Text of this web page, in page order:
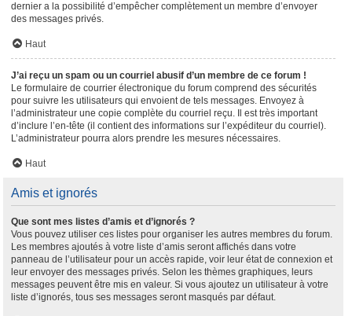
dernier a la possibilité d’empêcher complètement un membre d’envoyer
des messages privés.
Haut
J’ai reçu un spam ou un courriel abusif d’un membre de ce forum !
Le formulaire de courrier électronique du forum comprend des sécurités
pour suivre les utilisateurs qui envoient de tels messages. Envoyez à
l’administrateur une copie complète du courriel reçu. Il est très important
d’inclure l’en-tête (il contient des informations sur l’expéditeur du courriel).
L’administrateur pourra alors prendre les mesures nécessaires.
Haut
Amis et ignorés
Que sont mes listes d’amis et d’ignorés ?
Vous pouvez utiliser ces listes pour organiser les autres membres du forum.
Les membres ajoutés à votre liste d’amis seront affichés dans votre
panneau de l’utilisateur pour un accès rapide, voir leur état de connexion et
leur envoyer des messages privés. Selon les thèmes graphiques, leurs
messages peuvent être mis en valeur. Si vous ajoutez un utilisateur à votre
liste d’ignorés, tous ses messages seront masqués par défaut.